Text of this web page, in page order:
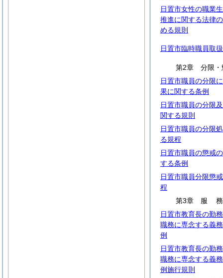
日置市女性の職業
推進に関する法律
める規則
日置市臨時職員取
第2章 分限・
日置市職員の分限
果に関する条例
日置市職員の分限
関する規則
日置市職員の分限
る規程
日置市職員の懲戒
する条例
日置市職員分限懲
程
第3章 服務
日置市教育長の勤
職務に専念する義
例
日置市教育長の勤
職務に専念する義
例施行規則